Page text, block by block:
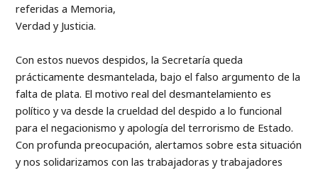
referidas a Memoria,
Verdad y Justicia.
Con estos nuevos despidos, la Secretaría queda
prácticamente desmantelada, bajo el falso argumento de la
falta de plata. El motivo real del desmantelamiento es
político y va desde la crueldad del despido a lo funcional
para el negacionismo y apología del terrorismo de Estado.
Con profunda preocupación, alertamos sobre esta situación
y nos solidarizamos con las trabajadoras y trabajadores